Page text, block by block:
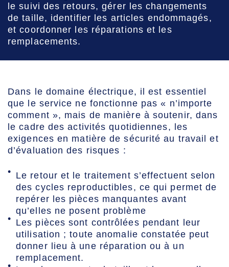
le suivi des retours, gérer les changements
de taille, identifier les articles endommagés,
et coordonner les réparations et les
remplacements.
Dans le domaine électrique, il est essentiel
que le service ne fonctionne pas « n’importe
comment », mais de manière à soutenir, dans
le cadre des activités quotidiennes, les
exigences en matière de sécurité au travail et
d’évaluation des risques :
Le retour et le traitement s’effectuent selon
des cycles reproductibles, ce qui permet de
repérer les pièces manquantes avant
qu’elles ne posent problème
Les pièces sont contrôlées pendant leur
utilisation ; toute anomalie constatée peut
donner lieu à une réparation ou à un
remplacement.